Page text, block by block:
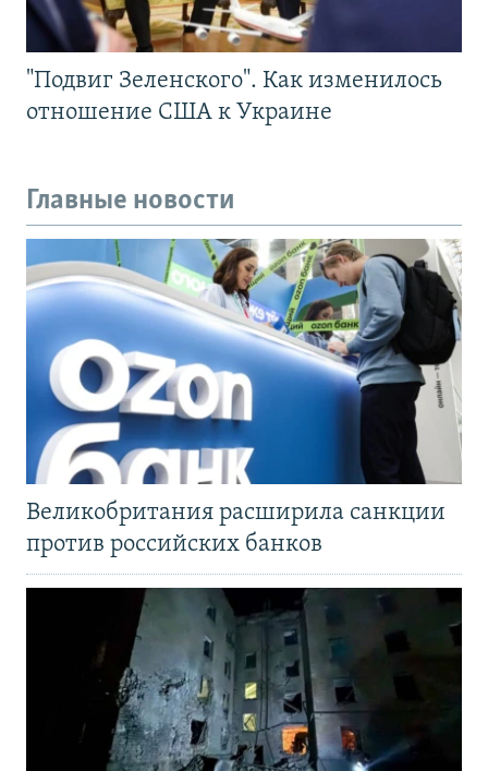
"Подвиг Зеленского". Как изменилось
отношение США к Украине
Главные новости
Великобритания расширила санкции
против российских банков